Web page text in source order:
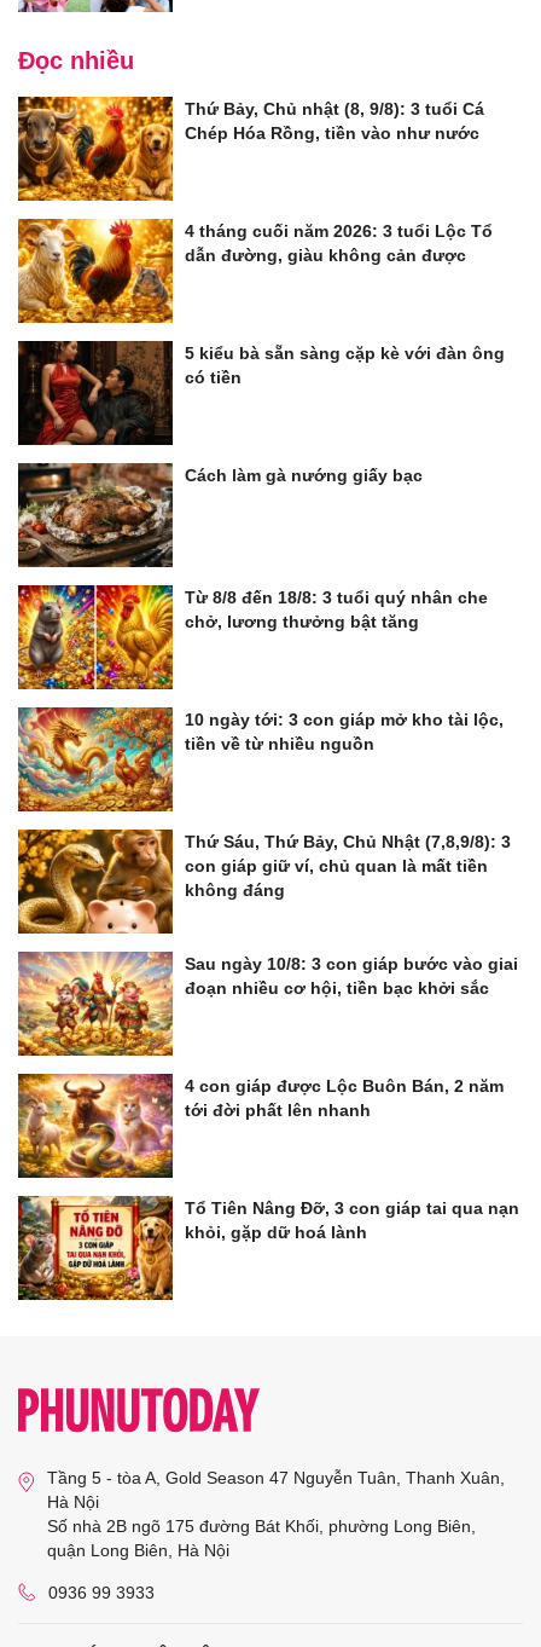
Đọc nhiều
Thứ Bảy, Chủ nhật (8, 9/8): 3 tuổi Cá
Chép Hóa Rồng, tiền vào như nước
4 tháng cuối năm 2026: 3 tuổi Lộc Tổ
dẫn đường, giàu không cản được
5 kiểu bà sẵn sàng cặp kè với đàn ông
có tiền
Cách làm gà nướng giấy bạc
Từ 8/8 đến 18/8: 3 tuổi quý nhân che
chở, lương thưởng bật tăng
10 ngày tới: 3 con giáp mở kho tài lộc,
tiền về từ nhiều nguồn
Thứ Sáu, Thứ Bảy, Chủ Nhật (7,8,9/8): 3
con giáp giữ ví, chủ quan là mất tiền
không đáng
Sau ngày 10/8: 3 con giáp bước vào giai
đoạn nhiều cơ hội, tiền bạc khởi sắc
4 con giáp được Lộc Buôn Bán, 2 năm
tới đời phất lên nhanh
Tổ Tiên Nâng Đỡ, 3 con giáp tai qua nạn
khỏi, gặp dữ hoá lành
Tầng 5 - tòa A, Gold Season 47 Nguyễn Tuân, Thanh Xuân,
Hà Nội
Số nhà 2B ngõ 175 đường Bát Khối, phường Long Biên,
quận Long Biên, Hà Nội
0936 99 3933